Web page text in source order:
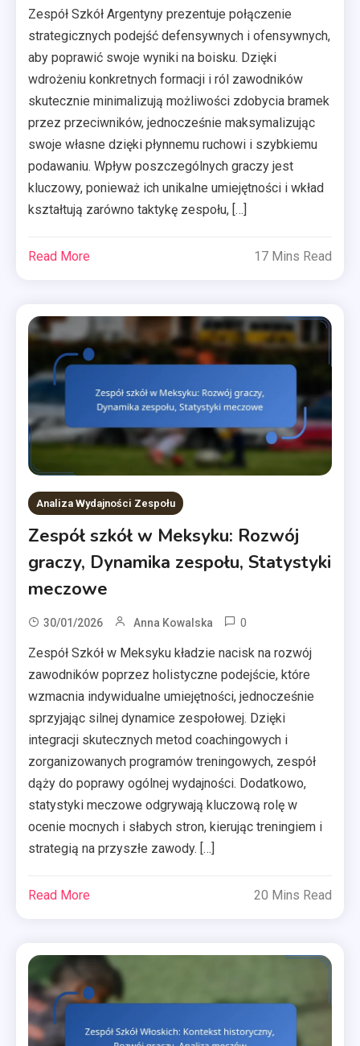
Zespół Szkół Argentyny prezentuje połączenie
strategicznych podejść defensywnych i ofensywnych,
aby poprawić swoje wyniki na boisku. Dzięki
wdrożeniu konkretnych formacji i ról zawodników
skutecznie minimalizują możliwości zdobycia bramek
przez przeciwników, jednocześnie maksymalizując
swoje własne dzięki płynnemu ruchowi i szybkiemu
podawaniu. Wpływ poszczególnych graczy jest
kluczowy, ponieważ ich unikalne umiejętności i wkład
kształtują zarówno taktykę zespołu, […]
Read More 17 Mins Read
Analiza Wydajności Zespołu
Zespół szkół w Meksyku: Rozwój
graczy, Dynamika zespołu, Statystyki
meczowe
30/01/2026 Anna Kowalska 0
Zespół Szkół w Meksyku kładzie nacisk na rozwój
zawodników poprzez holistyczne podejście, które
wzmacnia indywidualne umiejętności, jednocześnie
sprzyjając silnej dynamice zespołowej. Dzięki
integracji skutecznych metod coachingowych i
zorganizowanych programów treningowych, zespół
dąży do poprawy ogólnej wydajności. Dodatkowo,
statystyki meczowe odgrywają kluczową rolę w
ocenie mocnych i słabych stron, kierując treningiem i
strategią na przyszłe zawody. […]
Read More 20 Mins Read